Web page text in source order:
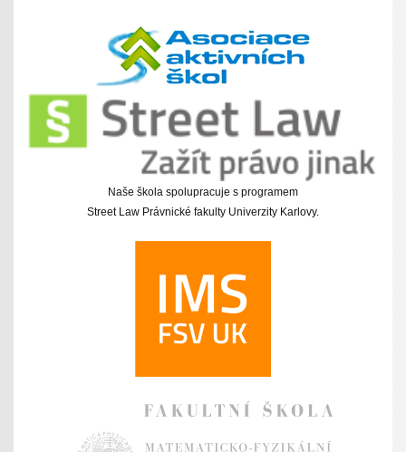
Naše škola spolupracuje s programem
Street Law Právnické fakulty Univerzity Karlovy.